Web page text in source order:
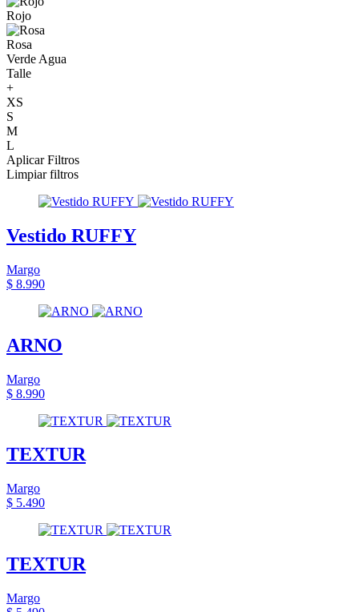
Rojo
Rosa
Verde Agua
Talle
+
XS
S
M
L
Aplicar Filtros
Limpiar filtros
Vestido RUFFY
Margo
$ 8.990
ARNO
Margo
$ 8.990
TEXTUR
Margo
$ 5.490
TEXTUR
Margo